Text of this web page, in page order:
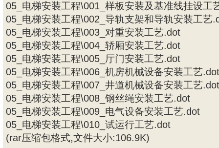
05_电梯安装工程\001_样板安装及基准线挂设工
05_电梯安装工程\002_导轨支架和导轨安装工艺
05_电梯安装工程\003_对重安装工艺.dot
05_电梯安装工程\004_轿厢安装工艺.dot
05_电梯安装工程\005_厅门安装工艺.dot
05_电梯安装工程\006_机房机械设备安装工艺.dot
05_电梯安装工程\007_井道机械设备安装工艺.dot
05_电梯安装工程\008_钢丝绳安装工艺.dot
05_电梯安装工程\009_电气设备安装工艺.dot
05_电梯安装工程\010_试运行工艺.dot
(rar压缩包格式,文件大小:106.9K)